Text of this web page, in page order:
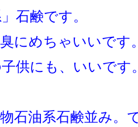
石鹸です。
にめちゃいいです。
供にも、いいです
石油系石鹸並み。